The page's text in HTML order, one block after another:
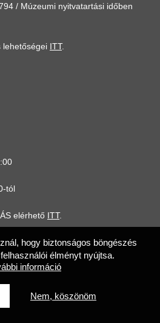
/ Múzeumi nyitvatartási időben
lehetőségei ITT.
tól
elérhető ITT.
Iskolai közösségi szolgálat
hogy biztonságos böngészés
élményt nyújtsa.
információ
Nem, köszönöm